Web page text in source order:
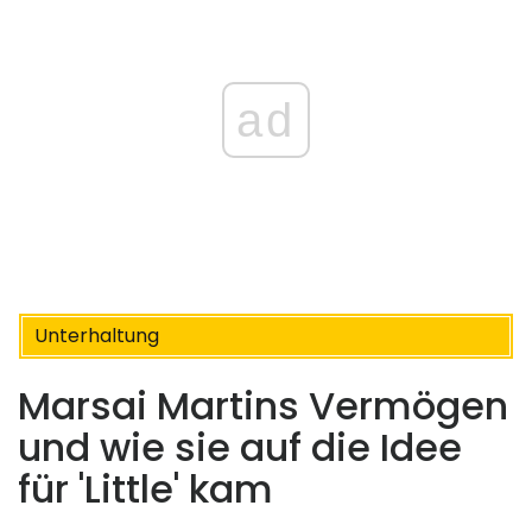
ad
Unterhaltung
Marsai Martins Vermögen
und wie sie auf die Idee
für 'Little' kam